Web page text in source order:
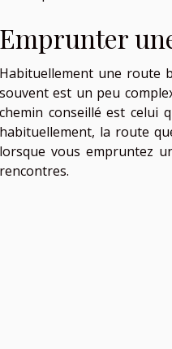
Emprunter
Habituellement une route
souvent est un peu
chemin conseillé est celui
habituellement, la route
lorsque vous empruntez
rencontres.